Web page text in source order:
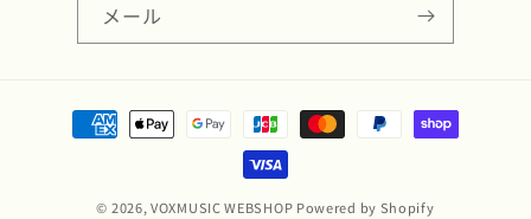
メール
© 2026,VOXMUSIC WEBSHOP Powered by Shopify